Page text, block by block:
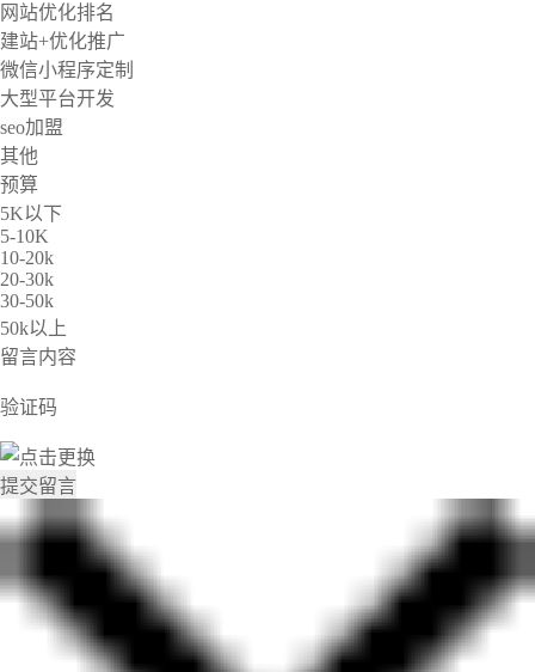
网站优化排名
建站+优化推广
微信小程序定制
大型平台开发
seo加盟
其他
预算
5K以下
5-10K
10-20k
20-30k
30-50k
50k以上
留言内容
验证码